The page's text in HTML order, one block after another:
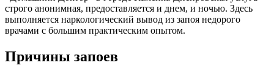
строго анонимная, предоставляется и днем, и ночью. Здесь
выполняется наркологический вывод из запоя недорого
врачами с большим практическим опытом.
Причины запоев